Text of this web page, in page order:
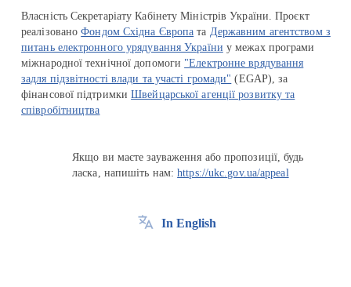
Власність Секретаріату Кабінету Міністрів України. Проєкт
реалізованоФондом Східна Європа та Державним агентством з
питань електронного урядування України у межах програми
міжнародної технічної допомоги "Електронне врядування
задля підзвітності влади та участі громади" (EGAP), за
фінансової підтримкиШвейцарської агенції розвитку та
співробітництва
Якщо ви маєте зауваження або пропозиції, будь
ласка, напишіть нам:https://ukc.gov.ua/appeal
In English